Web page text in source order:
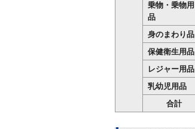
乗物・乗物用
品
身のまわり品
保健衛生用品
レジャー用品
乳幼児用品
合計